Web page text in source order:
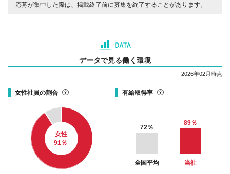
応募が集中した際は、掲載終了前に募集を終了することがあります。
データで見る働く環境
2026年02月時点
女性社員の割合
女性
91％
有給取得率
72％
89％
全国平均 当社